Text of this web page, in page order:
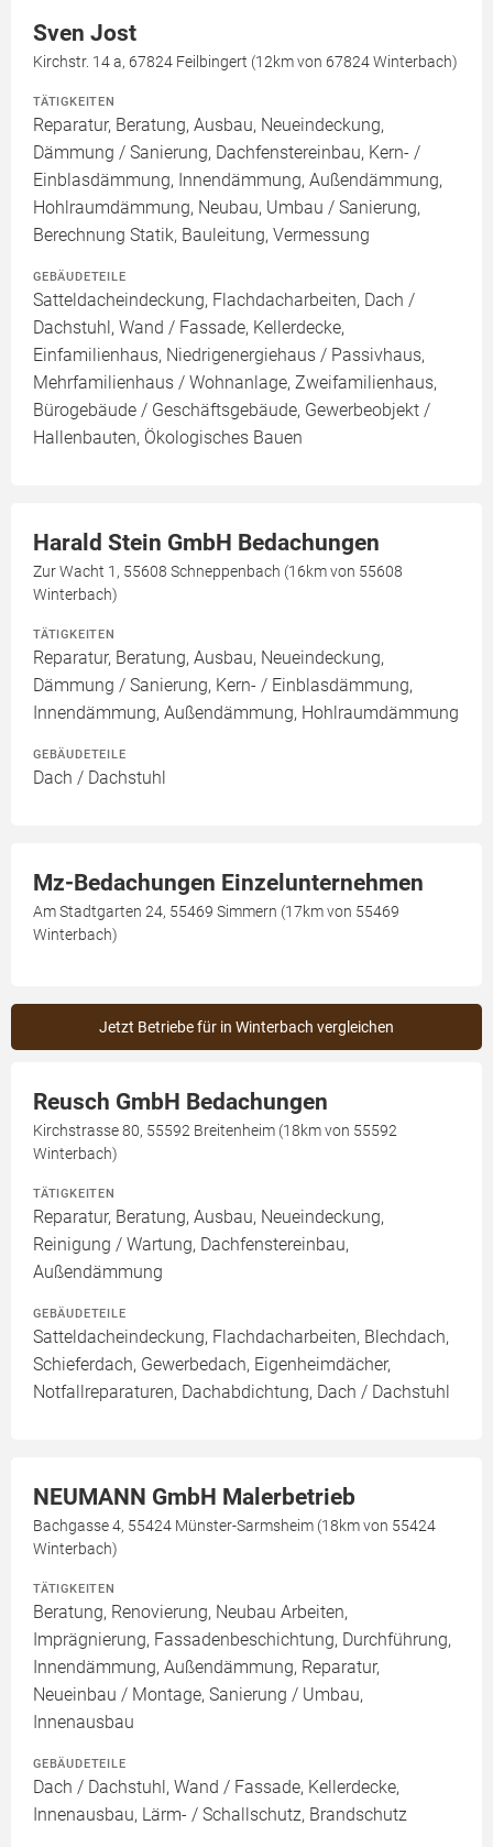
Sven Jost
Kirchstr. 14 a, 67824 Feilbingert (12km von 67824 Winterbach)
TÄTIGKEITEN
Reparatur, Beratung, Ausbau, Neueindeckung,
Dämmung / Sanierung, Dachfenstereinbau, Kern- /
Einblasdämmung, Innendämmung, Außendämmung,
Hohlraumdämmung, Neubau, Umbau / Sanierung,
Berechnung Statik, Bauleitung, Vermessung
GEBÄUDETEILE
Satteldacheindeckung, Flachdacharbeiten, Dach /
Dachstuhl, Wand / Fassade, Kellerdecke,
Einfamilienhaus, Niedrigenergiehaus / Passivhaus,
Mehrfamilienhaus / Wohnanlage, Zweifamilienhaus,
Bürogebäude / Geschäftsgebäude, Gewerbeobjekt /
Hallenbauten, Ökologisches Bauen
Harald Stein GmbH Bedachungen
Zur Wacht 1, 55608 Schneppenbach (16km von 55608
Winterbach)
TÄTIGKEITEN
Reparatur, Beratung, Ausbau, Neueindeckung,
Dämmung / Sanierung, Kern- / Einblasdämmung,
Innendämmung, Außendämmung, Hohlraumdämmung
GEBÄUDETEILE
Dach / Dachstuhl
Mz-Bedachungen Einzelunternehmen
Am Stadtgarten 24, 55469 Simmern (17km von 55469
Winterbach)
Jetzt Betriebe für in Winterbach vergleichen
Reusch GmbH Bedachungen
Kirchstrasse 80, 55592 Breitenheim (18km von 55592
Winterbach)
TÄTIGKEITEN
Reparatur, Beratung, Ausbau, Neueindeckung,
Reinigung / Wartung, Dachfenstereinbau,
Außendämmung
GEBÄUDETEILE
Satteldacheindeckung, Flachdacharbeiten, Blechdach,
Schieferdach, Gewerbedach, Eigenheimdächer,
Notfallreparaturen, Dachabdichtung, Dach / Dachstuhl
NEUMANN GmbH Malerbetrieb
Bachgasse 4, 55424 Münster-Sarmsheim (18km von 55424
Winterbach)
TÄTIGKEITEN
Beratung, Renovierung, Neubau Arbeiten,
Imprägnierung, Fassadenbeschichtung, Durchführung,
Innendämmung, Außendämmung, Reparatur,
Neueinbau / Montage, Sanierung / Umbau,
Innenausbau
GEBÄUDETEILE
Dach / Dachstuhl, Wand / Fassade, Kellerdecke,
Innenausbau, Lärm- / Schallschutz, Brandschutz